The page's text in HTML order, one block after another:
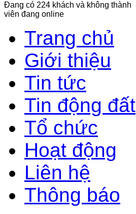
Đang có 224 khách và không thành
viên đang online
Trang chủ
Giới thiệu
Tin tức
Tin động đất
Tổ chức
Hoạt động
Liên hệ
Thông báo